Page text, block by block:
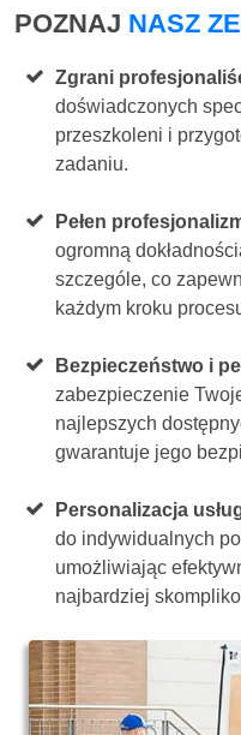
POZNAJ NASZ
Zgrani
doświadczonych
przeszkoleni i
zadaniu.
Pełen
ogromną
szczególe, co
każdym kroku
Bezpieczeństwo i
zabezpieczenie
najlepszych
gwarantuje jego
Personalizacja
do indywidualnych
umożliwiając
najbardziej